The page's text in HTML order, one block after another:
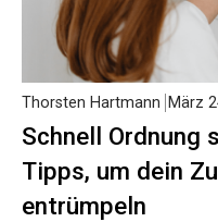
Schnell Ordnung
Tipps, um dein
entrümpeln
Thorsten Hartmann März